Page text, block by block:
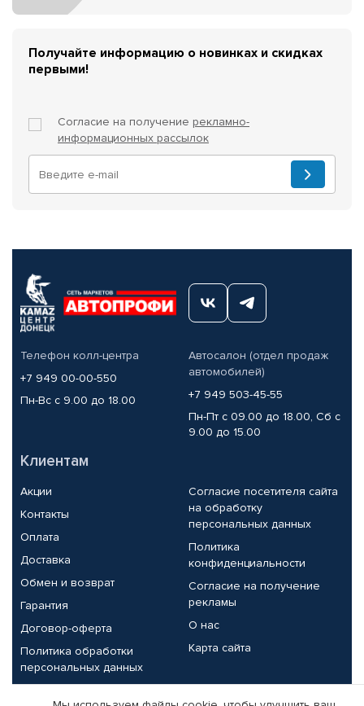
Получайте информацию о новинках и скидках
первыми!
Согласие на получение рекламно-
информационных рассылок
Телефон колл-центра
+7 949 00-00-550
Пн-Вс с 9.00 до 18.00
Автосалон (отдел продаж
автомобилей)
+7 949 503-45-55
Пн-Пт с 09.00 до 18.00, Сб с
9.00 до 15.00
Клиентам
Акции
Контакты
Оплата
Доставка
Обмен и возврат
Гарантия
Договор-оферта
Политика обработки
персональных данных
Согласие посетителя сайта
на обработку
персональных данных
Политика
конфиденциальности
Согласие на получение
рекламы
О нас
Карта сайта